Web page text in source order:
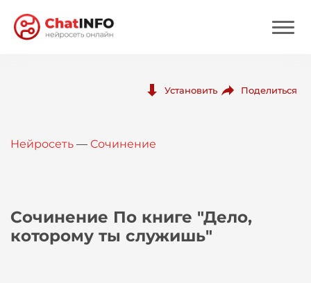
Вход
Установить Поделиться
Нейросеть — Сочинение
Сочинение По книге "Дело,
которому ты служишь"